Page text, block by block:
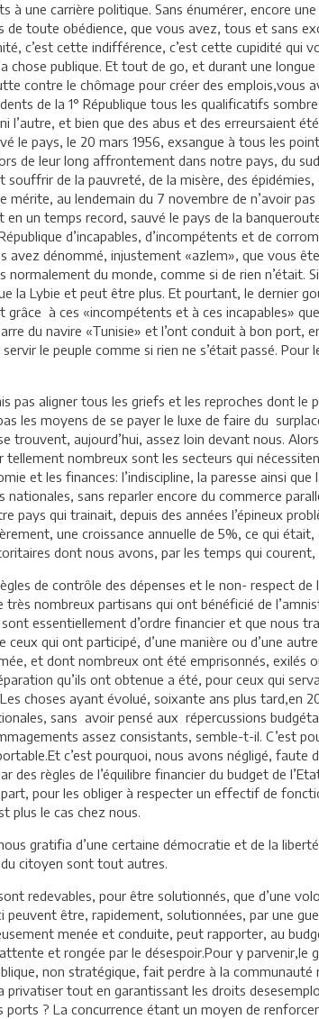
à une carrière politique. Sans énumérer, encore
de toute obédience, que vous avez, tous et sans
c’est cette indifférence, c’est cette cupidité qui
publique. Et tout de go, et durant une
contre le chômage pour créer des emplois,vous
de la 1° République tous les qualificatifs
l’autre, et bien que des abus et des erreursaient
le pays, le 20 mars 1956, exsangue à tous les
de leur long affrontement dans notre pays, du
de la pauvreté, de la misère, des épidémies,
mérite, au lendemain du 7 novembre de n’avoir
un temps record, sauvé le pays de la
d’incapables, d’incompétents et de
avez dénommé, injustement «azlem», que vous
du monde, comme si de rien n’était.
la Lybie et peut être plus. Et pourtant, le dernier
à ces «incompétents et à ces incapables»
du navire «Tunisie» et l’ont conduit à bon port,
le peuple comme si rien ne s’était passé.
pas aligner tous les griefs et les reproches dont le
les moyens de se payer le luxe de faire du
trouvent, aujourd’hui, assez loin devant nous.
tellement nombreux sont les secteurs qui
et les finances: l’indiscipline, la paresse ainsi
sans reparler encore du commerce
pays qui trainait, depuis des années l’épineux
une croissance annuelle de 5%, ce qui
dont nous avons, par les temps qui courent,
de contrôle des dépenses et le non- respect
nombreux partisans qui ont bénéficié de
essentiellement d’ordre financier et que nous
qui ont participé, d’une manière ou d’une
et dont nombreux ont été emprisonnés, exilés
qu’ils ont obtenue a été, pour ceux qui
choses ayant évolué, soixante ans plus tard,en
sans avoir pensé aux répercussions
assez consistants, semble-t-il. C’est
c’est pourquoi, nous avons négligé,
des règles de l’équilibre financier du budget de
pour les obliger à respecter un effectif de
plus le cas chez nous.
gratifia d’une certaine démocratie et de la
du citoyen sont tout autres.
redevables, pour être solutionnés, que d’une
être, rapidement, solutionnées, par une
menée et conduite, peut rapporter, au
et rongée par le désespoir.Pour y
non stratégique, fait perdre à la
tout en garantissant les droits
? La concurrence étant un moyen de